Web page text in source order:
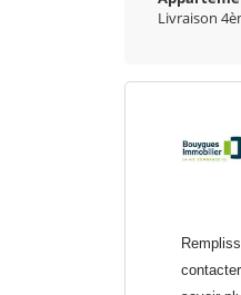
Livraison